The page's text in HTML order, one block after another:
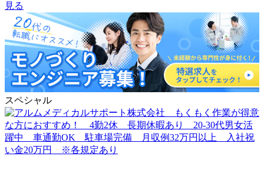
見る
スペシャル